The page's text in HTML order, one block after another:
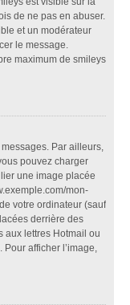
de ne pas en abuser.
et un modérateur
le message.
maximum de smileys
Par ailleurs,
pouvez charger
une image placée
mon-
votre ordinateur (sauf
derrière des
aux lettres Hotmail ou
afficher l’image,